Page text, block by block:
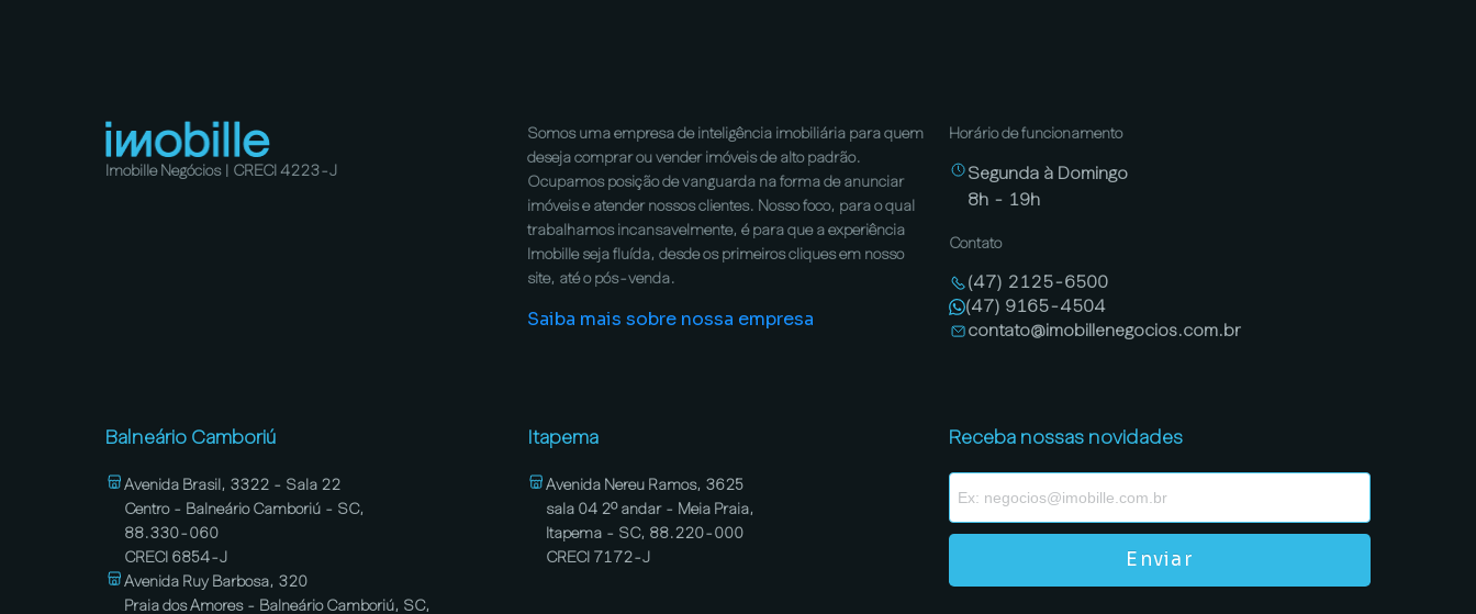
Imobille Negócios | CRECI 4223-J
Somos uma empresa de inteligência imobiliária para quem
deseja comprar ou vender imóveis de alto padrão.
Ocupamos posição de vanguarda na forma de anunciar
imóveis e atender nossos clientes. Nosso foco, para o qual
trabalhamos incansavelmente, é para que a experiência
Imobille seja fluída, desde os primeiros cliques em nosso
site, até o pós-venda.
Saiba mais sobre nossa empresa
Horário de funcionamento
Segunda à Domingo
8h - 19h
Contato
(47) 2125-6500
(47) 9165-4504
contato@imobillenegocios.com.br
Balneário Camboriú
Avenida Brasil, 3322 - Sala 22
Centro - Balneário Camboriú - SC,
88.330-060
CRECI 6854-J
Avenida Ruy Barbosa, 320
Praia dos Amores - Balneário Camboriú, SC,
Itapema
Avenida Nereu Ramos, 3625
sala 04 2º andar - Meia Praia,
Itapema - SC, 88.220-000
CRECI 7172-J
Receba nossas novidades
Enviar